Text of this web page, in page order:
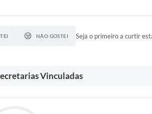
NÃO GOSTEI Seja o primeiro a curtir
Vinculadas